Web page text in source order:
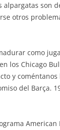
son
otros
como
los Chicago
y
del Barça.
American